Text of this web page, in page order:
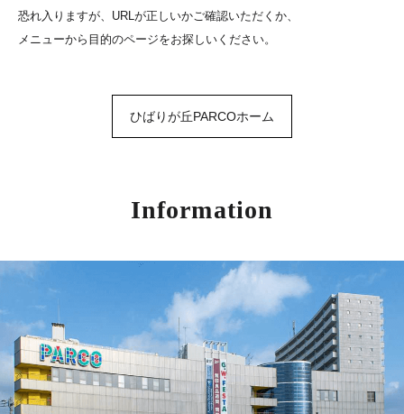
恐れ入りますが、URLが正しいかご確認いただくか、
メニューから目的のページをお探しいください。
ひばりが丘PARCOホーム
Information